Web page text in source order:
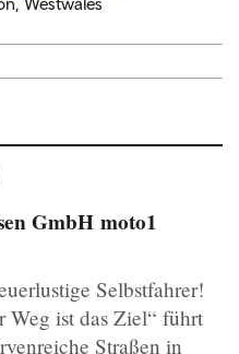
GmbH moto1
Selbstfahrer!
Weg ist das Ziel“ führt
Straßen in